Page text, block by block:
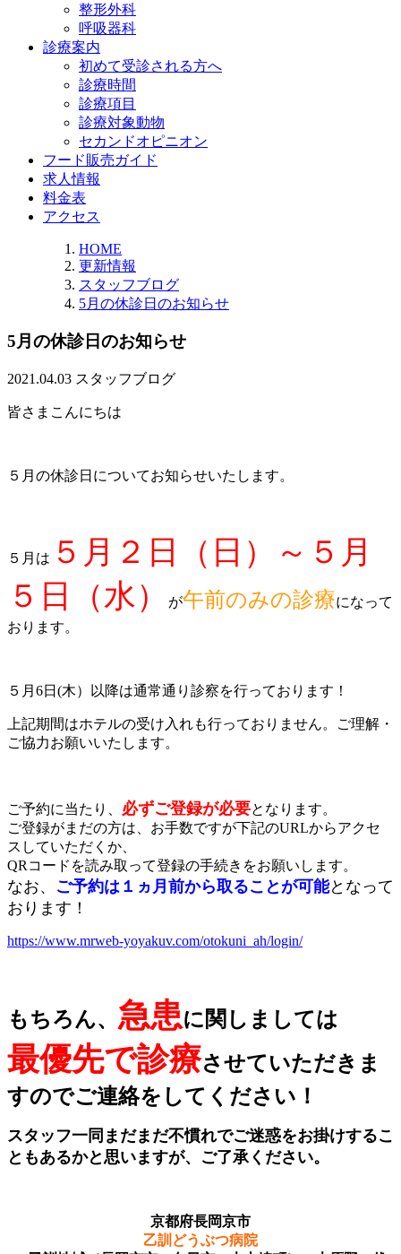
整形外科
呼吸器科
診療案内
初めて受診される方へ
診療時間
診療項目
診療対象動物
セカンドオピニオン
フード販売ガイド
求人情報
料金表
アクセス
HOME
更新情報
スタッフブログ
5月の休診日のお知らせ
5月の休診日のお知らせ
2021.04.03 スタッフブログ
皆さまこんにちは
５月の休診日についてお知らせいたします。
５月は ５月２日（日）～５月
５日（水）
が午前のみの診療になって
おります。
５月6日(木）以降は通常通り診察を行っております！
上記期間はホテルの受け入れも行っておりません。ご理解・
ご協力お願いいたします。
ご予約に当たり、 必ずご登録が必要となります。
ご登録がまだの方は、お手数ですが下記のURLからアクセ
スしていただくか、
QRコードを読み取って登録の手続きをお願いします。
なお、 ご予約は１ヵ月前から取ることが可能となって
おります！
https://www.mrweb-yoyakuv.com/otokuni_ah/login/
もちろん、 急患に関しましては
最優先で診療させていただきま
すのでご連絡をしてください！
スタッフ一同まだまだ不慣れでご迷惑をお掛けするこ
ともあるかと思いますが、ご了承ください。
京都府長岡京市
乙訓どうぶつ病院